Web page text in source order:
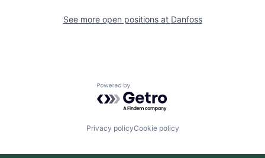
See more open positions at Danfoss
Powered by Getro.com
Privacy policyCookie policy